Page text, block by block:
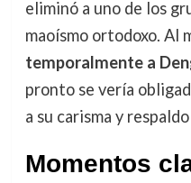
eliminó a uno de los
maoísmo ortodoxo. Al
temporalmente a
pronto se vería
a su carisma y
Momentos